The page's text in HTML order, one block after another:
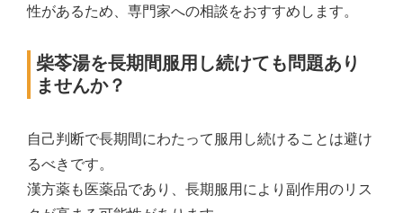
性があるため、専門家への相談をおすすめします。
柴苓湯を長期間服用し続けても問題あり
ませんか？
自己判断で長期間にわたって服用し続けることは避け
るべきです。
漢方薬も医薬品であり、長期服用により副作用のリス